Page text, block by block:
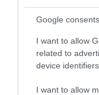
Google consents
I want to allow
related to
device
I want to allow
Addio a